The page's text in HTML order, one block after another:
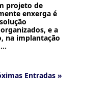
projeto de
enxerga é
e a
na implantação
Entradas »